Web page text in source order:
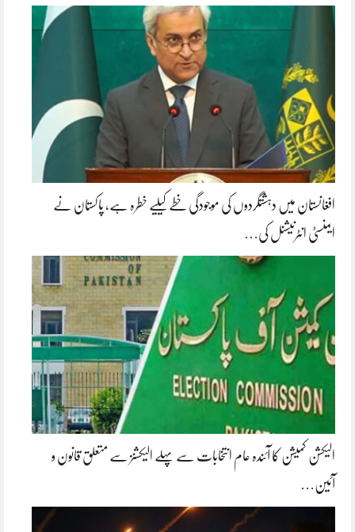
افغانستان میں دہشتگردوں کی موجودگی خطے کیلیے خطرہ ہے، پاکستان نے
ایمنسٹی انٹرنیشنل کی…
الیکشن کمیشن کا آئندہ عام انتخابات سے پہلے الیکشنز سے متعلق قانون و
آئین…